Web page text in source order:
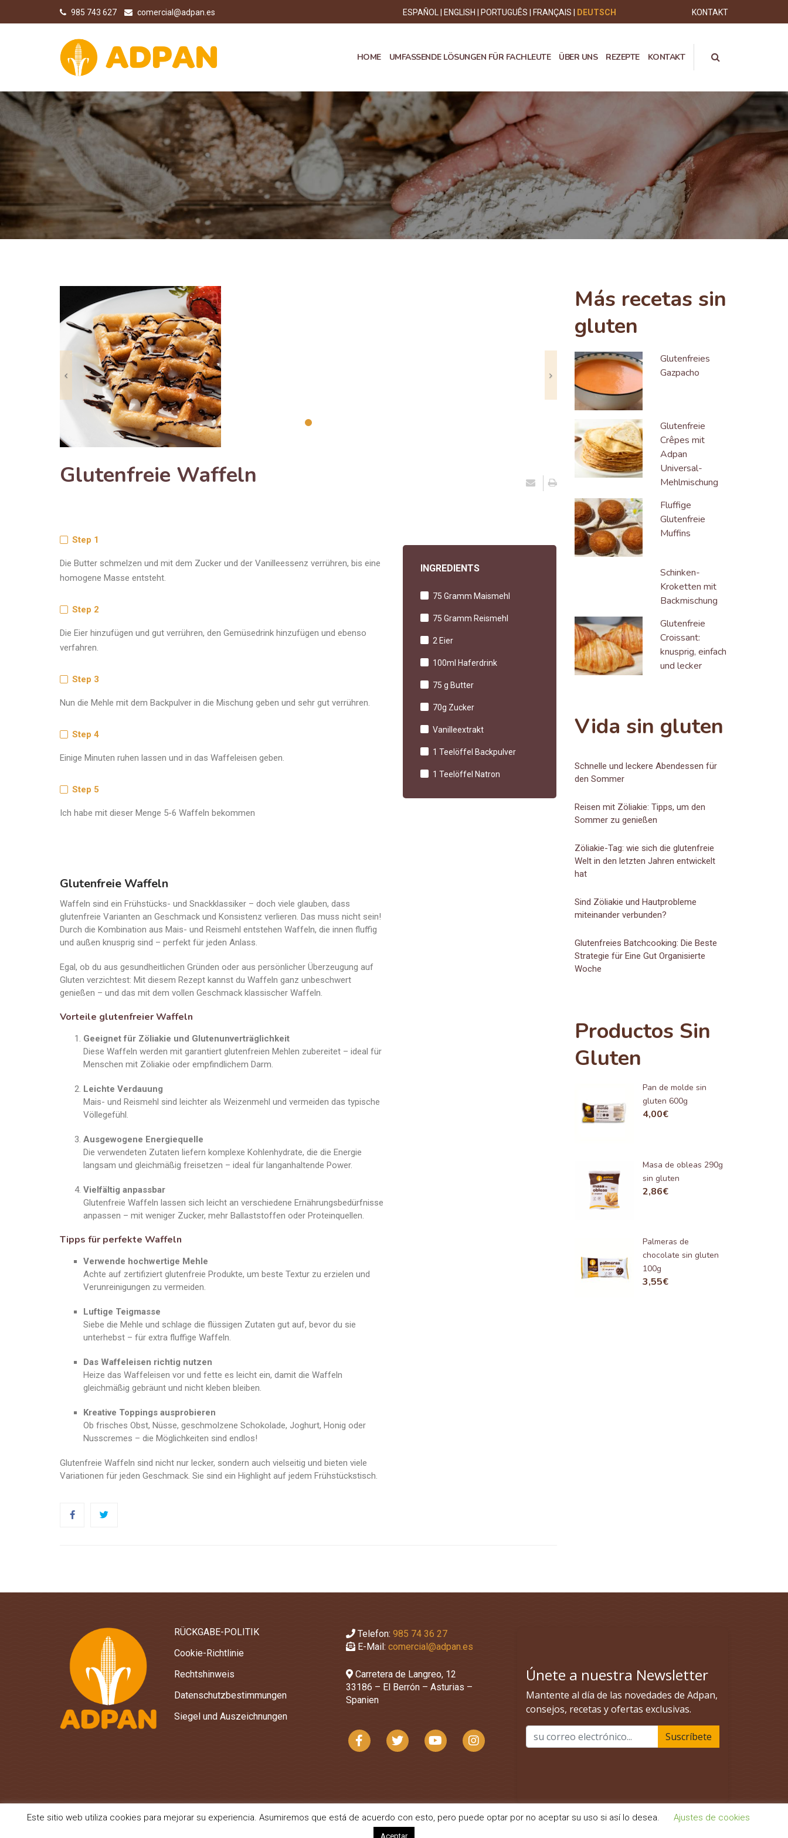
985 743 627 comercial@adpan.es KONTAKT
ESPAÑOL ENGLISH PORTUGUÊS FRANÇAIS DEUTSCH
HOME UMFASSENDE LÖSUNGEN FÜR FACHLEUTE ÜBER UNS REZEPTE KONTAKT
Next
Glutenfreie Waffeln
Step 1
Die Butter schmelzen und mit dem Zucker und der Vanilleessenz verrühren, bis eine
homogene Masse entsteht.
Step 2
Die Eier hinzufügen und gut verrühren, den Gemüsedrink hinzufügen und ebenso
verfahren.
Step 3
Nun die Mehle mit dem Backpulver in die Mischung geben und sehr gut verrühren.
Step 4
Einige Minuten ruhen lassen und in das Waffeleisen geben.
Step 5
Ich habe mit dieser Menge 5-6 Waffeln bekommen
Glutenfreie Waffeln
Waffeln sind ein Frühstücks- und Snackklassiker – doch viele glauben, dass
glutenfreie Varianten an Geschmack und Konsistenz verlieren. Das muss nicht sein!
Durch die Kombination aus Mais- und Reismehl entstehen Waffeln, die innen fluffig
und außen knusprig sind – perfekt für jeden Anlass.
Egal, ob du aus gesundheitlichen Gründen oder aus persönlicher Überzeugung auf
Gluten verzichtest: Mit diesem Rezept kannst du Waffeln ganz unbeschwert
genießen – und das mit dem vollen Geschmack klassischer Waffeln.
Vorteile glutenfreier Waffeln
Geeignet für Zöliakie und Glutenunverträglichkeit
Diese Waffeln werden mit garantiert glutenfreien Mehlen zubereitet – ideal für
Menschen mit Zöliakie oder empfindlichem Darm.
Leichte Verdauung
Mais- und Reismehl sind leichter als Weizenmehl und vermeiden das typische
Völlegefühl.
Ausgewogene Energiequelle
Die verwendeten Zutaten liefern komplexe Kohlenhydrate, die die Energie
langsam und gleichmäßig freisetzen – ideal für langanhaltende Power.
Vielfältig anpassbar
Glutenfreie Waffeln lassen sich leicht an verschiedene Ernährungsbedürfnisse
anpassen – mit weniger Zucker, mehr Ballaststoffen oder Proteinquellen.
Tipps für perfekte Waffeln
Verwende hochwertige Mehle
Achte auf zertifiziert glutenfreie Produkte, um beste Textur zu erzielen und
Verunreinigungen zu vermeiden.
Luftige Teigmasse
Siebe die Mehle und schlage die flüssigen Zutaten gut auf, bevor du sie
unterhebst – für extra fluffige Waffeln.
Das Waffeleisen richtig nutzen
Heize das Waffeleisen vor und fette es leicht ein, damit die Waffeln
gleichmäßig gebräunt und nicht kleben bleiben.
Kreative Toppings ausprobieren
Ob frisches Obst, Nüsse, geschmolzene Schokolade, Joghurt, Honig oder
Nusscremes – die Möglichkeiten sind endlos!
Glutenfreie Waffeln sind nicht nur lecker, sondern auch vielseitig und bieten viele
Variationen für jeden Geschmack. Sie sind ein Highlight auf jedem Frühstückstisch.
INGREDIENTS
75 Gramm Maismehl
75 Gramm Reismehl
2 Eier
100ml Haferdrink
75 g Butter
70g Zucker
Vanilleextrakt
1 Teelöffel Backpulver
1 Teelöffel Natron
Más recetas sin
gluten
Glutenfreies
Gazpacho
Glutenfreie
Crêpes mit
Adpan
Universal-
Mehlmischung
Fluffige
Glutenfreie
Muffins
Schinken-
Kroketten mit
Backmischung
Glutenfreie
Croissant:
knusprig, einfach
und lecker
Vida sin gluten
Schnelle und leckere Abendessen für
den Sommer
Reisen mit Zöliakie: Tipps, um den
Sommer zu genießen
Zöliakie-Tag: wie sich die glutenfreie
Welt in den letzten Jahren entwickelt
hat
Sind Zöliakie und Hautprobleme
miteinander verbunden?
Glutenfreies Batchcooking: Die Beste
Strategie für Eine Gut Organisierte
Woche
Productos Sin
Gluten
Pan de molde sin
gluten 600g
4,00€
Masa de obleas 290g
sin gluten
2,86€
Palmeras de
chocolate sin gluten
100g
3,55€
RÜCKGABE-POLITIK
Cookie-Richtlinie
Rechtshinweis
Datenschutzbestimmungen
Siegel und Auszeichnungen
Telefon: 985 74 36 27
E-Mail: comercial@adpan.es
Carretera de Langreo, 12
33186 – El Berrón – Asturias –
Spanien
Este sitio web utiliza cookies para mejorar su experiencia. Asumiremos que está de acuerdo con esto, pero puede optar por no aceptar su uso si así lo desea. Ajustes de cookies
Aceptar